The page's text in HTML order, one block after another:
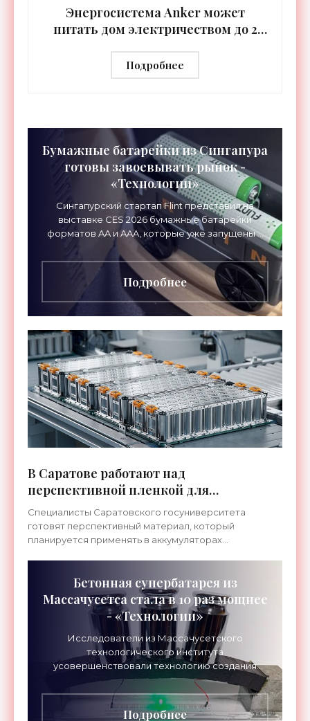
Энергосистема Anker может
питать дом электричеством до 2
Подробнее
Бумажные батарейки из Сингапура
готовы завоевывать рынок -
«Технологии»
Сингапурский стартап Flint представил на
выставке CES 2026 бумажные батарейки
форматов AA и AAA, которые уже запущены в
производство. Год назад это был прототип, а
сейчас их уже заказали
Подробнее
В Саратове работают над
перспективной пленкой для
аккумуляторов - «Технологии»
Специалисты Саратовского госуниверситета
готовят перспективный материал, который
планируется применять в аккумуляторах
Бетонная супербатарея из
Массачусетса стала в 10 раз мощнее
- «Технологии»
Исследователи из Массачусетского
технологического института
усовершенствовали технологию создания
аккумуляторов из бетона. Теперь они могут
накапливать в 10 раз больше энергии, чем
Подробнее